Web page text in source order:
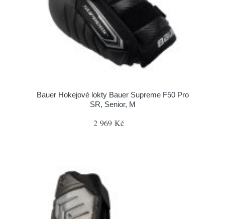
Bauer Hokejové lokty Bauer Supreme F50 Pro
SR, Senior, M
2 969 Kč